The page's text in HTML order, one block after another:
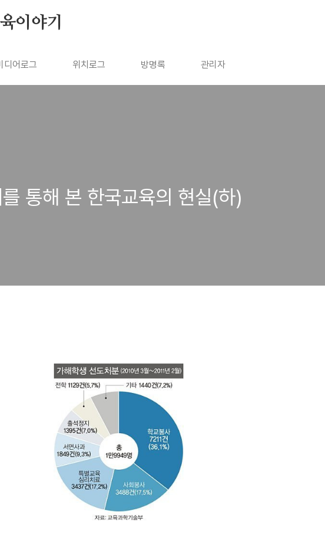
이야기
디어로그 위치로그 방명록 관리자
통해 본 한국교육의 현실(하)